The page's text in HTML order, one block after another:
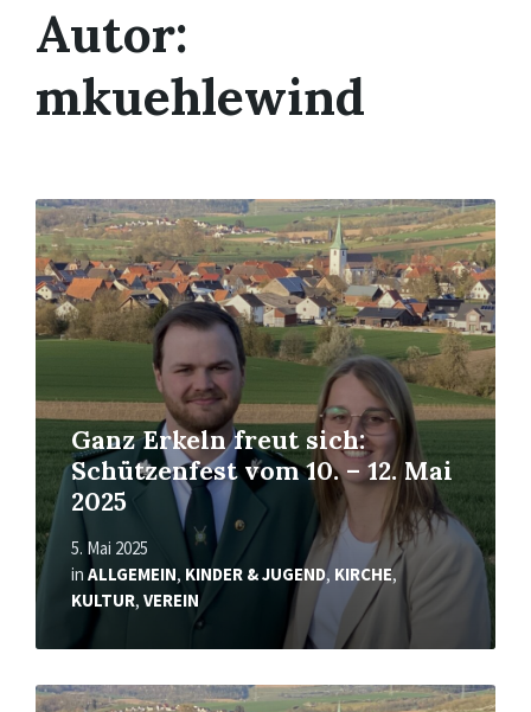
Autor:
mkuehlewind
Ganz Erkeln freut sich:
Schützenfest vom 10. – 12. Mai
2025
5. Mai 2025
in ALLGEMEIN, KINDER & JUGEND, KIRCHE,
KULTUR, VEREIN
Mehr
erfahren
Mehr